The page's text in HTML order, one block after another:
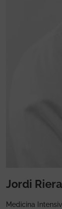
Jordi
Medicina